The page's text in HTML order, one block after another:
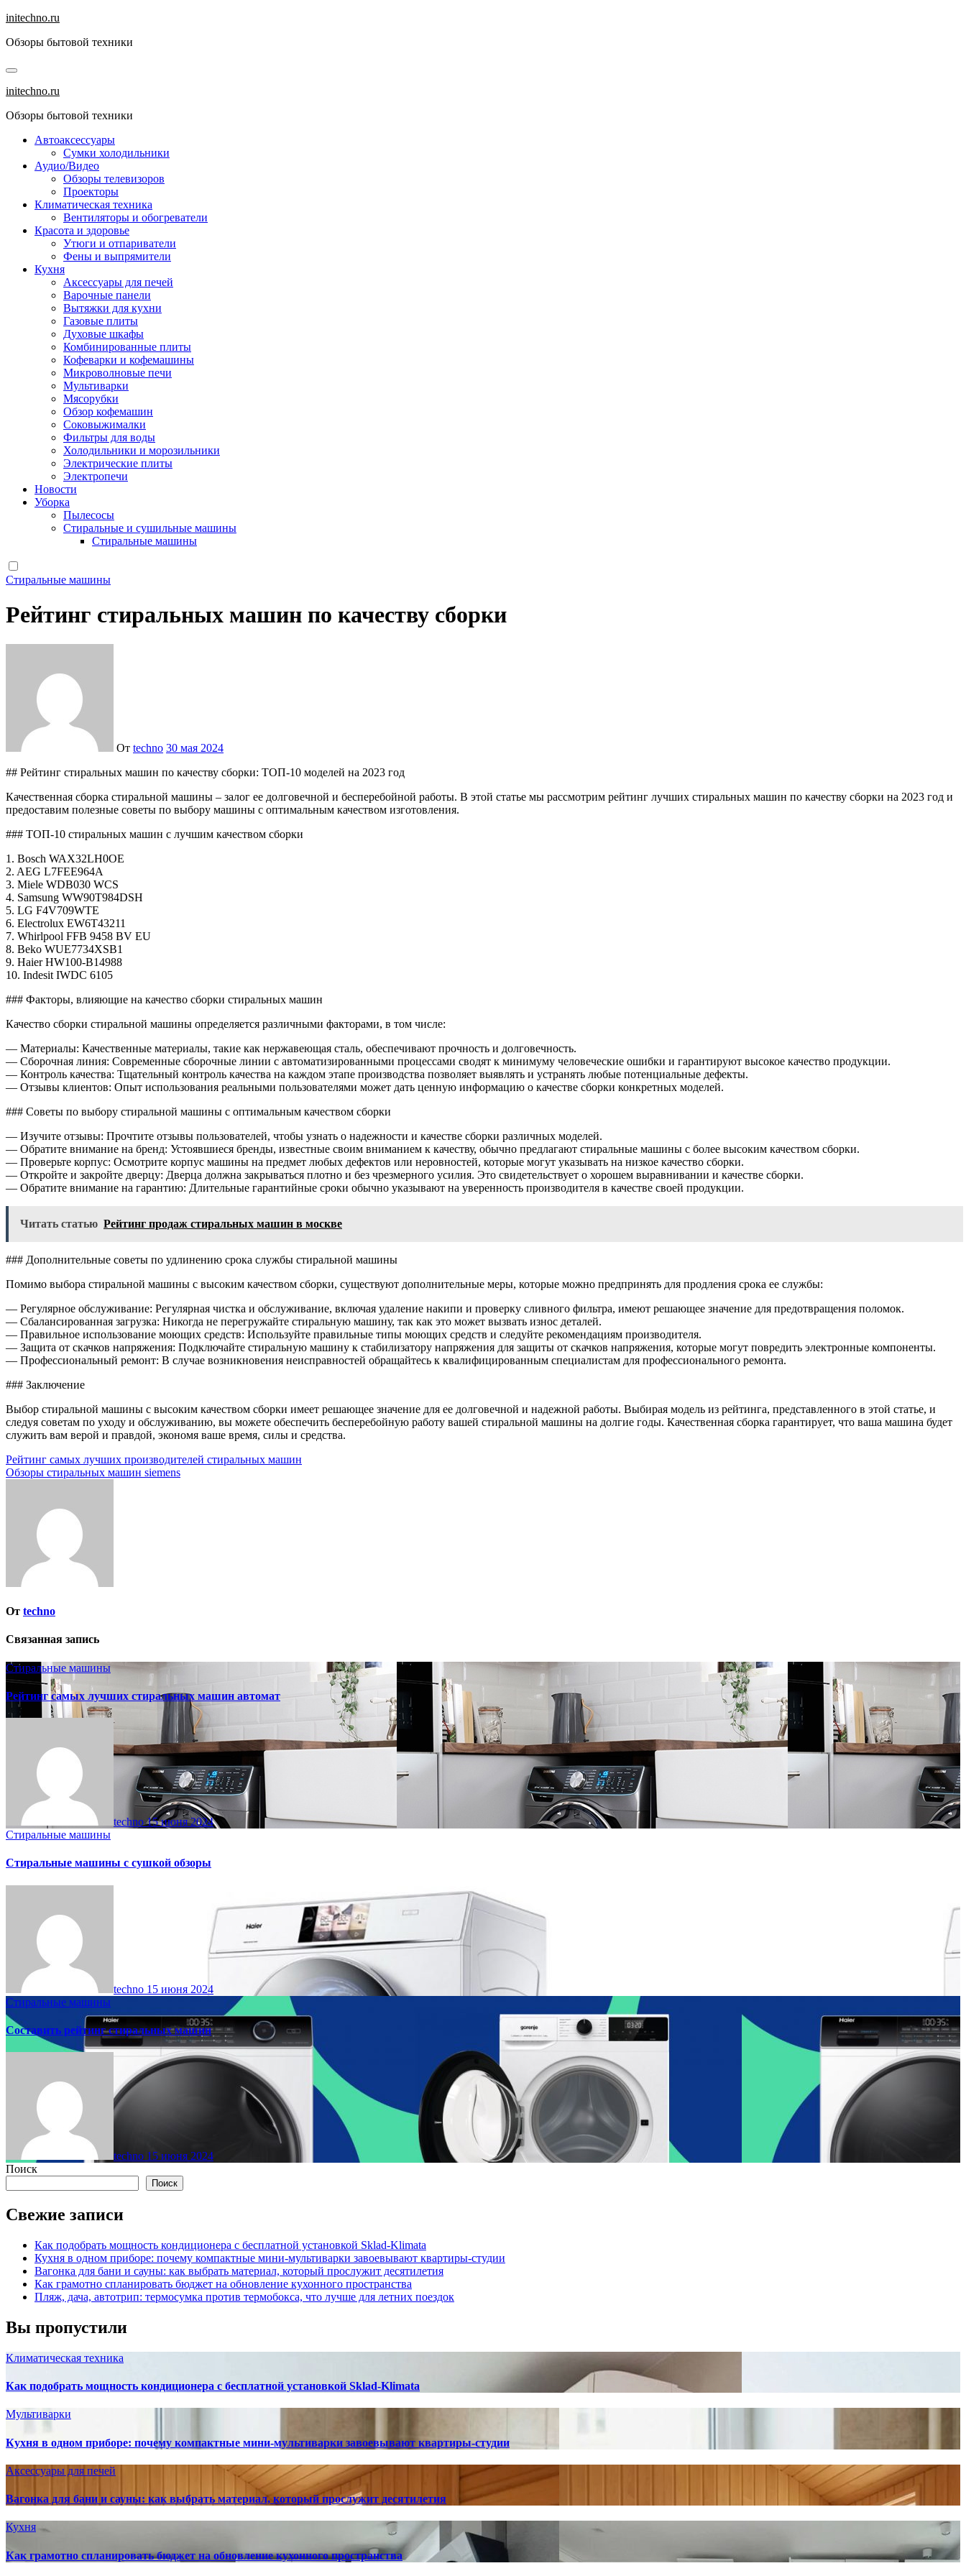
Перейти
содержанию
initechno.ru
Обзоры бытовой техники
initechno.ru
Обзоры бытовой техники
Автоаксессуары
Сумки холодильники
Аудио/Видео
Обзоры телевизоров
Проекторы
Климатическая техника
Вентиляторы и обогреватели
Красота и здоровье
Утюги и отпариватели
Фены и выпрямители
Кухня
Аксессуары для печей
Варочные панели
Вытяжки для кухни
Газовые плиты
Духовые шкафы
Комбинированные плиты
Кофеварки и кофемашины
Микроволновые печи
Мультиварки
Мясорубки
Обзор кофемашин
Соковыжималки
Фильтры для воды
Холодильники и морозильники
Электрические плиты
Электропечи
Новости
Уборка
Пылесосы
Стиральные и сушильные машины
Стиральные машины
Стиральные машины
Рейтинг стиральных машин по качеству сборки
От techno 30 мая 2024
## Рейтинг стиральных машин по качеству сборки: ТОП-10 моделей на 2023 год
Качественная сборка стиральной машины – залог ее долговечной и бесперебойной работы. В этой статье мы рассмотрим рейтинг лучших стиральных машин по качеству сборки на 2023 год и
предоставим полезные советы по выбору машины с оптимальным качеством изготовления.
### ТОП-10 стиральных машин с лучшим качеством сборки
1. Bosch WAX32LH0OE
2. AEG L7FEE964A
3. Miele WDB030 WCS
4. Samsung WW90T984DSH
5. LG F4V709WTE
6. Electrolux EW6T43211
7. Whirlpool FFB 9458 BV EU
8. Beko WUE7734XSB1
9. Haier HW100-B14988
10. Indesit IWDC 6105
### Факторы, влияющие на качество сборки стиральных машин
Качество сборки стиральной машины определяется различными факторами, в том числе:
— Материалы: Качественные материалы, такие как нержавеющая сталь, обеспечивают прочность и долговечность.
— Сборочная линия: Современные сборочные линии с автоматизированными процессами сводят к минимуму человеческие ошибки и гарантируют высокое качество продукции.
— Контроль качества: Тщательный контроль качества на каждом этапе производства позволяет выявлять и устранять любые потенциальные дефекты.
— Отзывы клиентов: Опыт использования реальными пользователями может дать ценную информацию о качестве сборки конкретных моделей.
### Советы по выбору стиральной машины с оптимальным качеством сборки
— Изучите отзывы: Прочтите отзывы пользователей, чтобы узнать о надежности и качестве сборки различных моделей.
— Обратите внимание на бренд: Устоявшиеся бренды, известные своим вниманием к качеству, обычно предлагают стиральные машины с более высоким качеством сборки.
— Проверьте корпус: Осмотрите корпус машины на предмет любых дефектов или неровностей, которые могут указывать на низкое качество сборки.
— Откройте и закройте дверцу: Дверца должна закрываться плотно и без чрезмерного усилия. Это свидетельствует о хорошем выравнивании и качестве сборки.
— Обратите внимание на гарантию: Длительные гарантийные сроки обычно указывают на уверенность производителя в качестве своей продукции.
Читать статью Рейтинг продаж стиральных машин в москве
### Дополнительные советы по удлинению срока службы стиральной машины
Помимо выбора стиральной машины с высоким качеством сборки, существуют дополнительные меры, которые можно предпринять для продления срока ее службы:
— Регулярное обслуживание: Регулярная чистка и обслуживание, включая удаление накипи и проверку сливного фильтра, имеют решающее значение для предотвращения поломок.
— Сбалансированная загрузка: Никогда не перегружайте стиральную машину, так как это может вызвать износ деталей.
— Правильное использование моющих средств: Используйте правильные типы моющих средств и следуйте рекомендациям производителя.
— Защита от скачков напряжения: Подключайте стиральную машину к стабилизатору напряжения для защиты от скачков напряжения, которые могут повредить электронные компоненты.
— Профессиональный ремонт: В случае возникновения неисправностей обращайтесь к квалифицированным специалистам для профессионального ремонта.
### Заключение
Выбор стиральной машины с высоким качеством сборки имеет решающее значение для ее долговечной и надежной работы. Выбирая модель из рейтинга, представленного в этой статье, и
следуя советам по уходу и обслуживанию, вы можете обеспечить бесперебойную работу вашей стиральной машины на долгие годы. Качественная сборка гарантирует, что ваша машина будет
служить вам верой и правдой, экономя ваше время, силы и средства.
Навигация
по
Рейтинг самых лучших производителей стиральных машин
Обзоры стиральных машин siemens
От techno
Связанная запись
Стиральные машины
Рейтинг самых лучших стиральных машин автомат
techno15 июня 2024
Стиральные машины
Стиральные машины с сушкой обзоры
techno 15 июня 2024
Стиральные машины
Составить рейтинг стиральных машин
techno 15 июня 2024
Поиск
Поиск
Свежие записи
Как подобрать мощность кондиционера с бесплатной установкой Sklad-Klimata
Кухня в одном приборе: почему компактные мини-мультиварки завоевывают квартиры-студии
Вагонка для бани и сауны: как выбрать материал, который прослужит десятилетия
Как грамотно спланировать бюджет на обновление кухонного пространства
Пляж, дача, автотрип: термосумка против термобокса, что лучше для летних поездок
Вы пропустили
Климатическая техника
Как подобрать мощность кондиционера с бесплатной установкой Sklad-Klimata
Мультиварки
Кухня в одном приборе: почему компактные мини-мультиварки завоевывают квартиры-студии
Аксессуары для печей
Вагонка для бани и сауны: как выбрать материал, который прослужит десятилетия
Кухня
Как грамотно спланировать бюджет на обновление кухонного пространства